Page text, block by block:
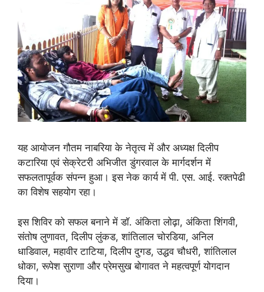
यह आयोजन गौतम नाबरिया के नेतृत्व में और अध्यक्ष दिलीप
कटारिया एवं सेक्रेटरी अभिजीत डुंगरवाल के मार्गदर्शन में
सफलतापूर्वक संपन्न हुआ। इस नेक कार्य में पी. एस. आई. रक्तपेढी
का विशेष सहयोग रहा।
इस शिविर को सफल बनाने में डॉ. अंकिता लोढ़ा, अंकिता शिंगवी,
संतोष लुणावत, दिलीप लुंकड, शांतिलाल चोरडिया, अनिल
धाडिवाल, महावीर टाटिया, दिलीप दुगड, उद्धव चौधरी, शांतिलाल
धोका, रूपेश सुराणा और प्रेमसुख बोगावत ने महत्वपूर्ण योगदान
दिया।